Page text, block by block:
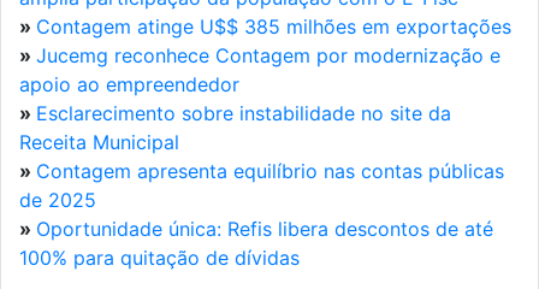
» Contagem atinge U$$ 385 milhões em exportações
» Jucemg reconhece Contagem por modernização e
apoio ao empreendedor
» Esclarecimento sobre instabilidade no site da
Receita Municipal
» Contagem apresenta equilíbrio nas contas públicas
de 2025
» Oportunidade única: Refis libera descontos de até
100% para quitação de dívidas